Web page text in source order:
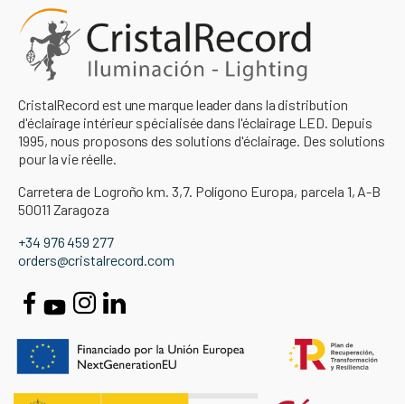
CristalRecord est une marque leader dans la distribution
d'éclairage intérieur spécialisée dans l'éclairage LED. Depuis
1995, nous proposons des solutions d'éclairage. Des solutions
pour la vie réelle.
Carretera de Logroño km. 3,7. Polígono Europa, parcela 1, A-B
50011 Zaragoza
+34 976 459 277
orders@cristalrecord.com